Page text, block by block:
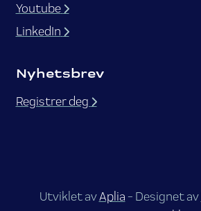
Youtube
LinkedIn
Nyhetsbrev
Registrer deg
Utviklet avAplia- Designet av